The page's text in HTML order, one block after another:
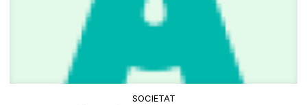
SOCIETAT